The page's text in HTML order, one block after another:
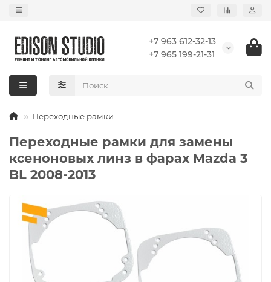
+7 963 612-32-13
+7 965 199-21-31
Переходные рамки
Переходные рамки для замены
ксеноновых линз в фарах Mazda 3
BL 2008-2013